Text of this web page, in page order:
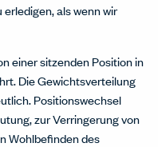
als wenn wir
einer sitzenden Position in
Die Gewichtsverteilung
Positionswechsel
zur Verringerung von
Wohlbefinden des